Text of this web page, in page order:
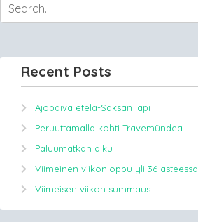
Recent Posts
Ajopäivä etelä-Saksan läpi
Peruuttamalla kohti Travemündea
Paluumatkan alku
Viimeinen viikonloppu yli 36 asteessa.
Viimeisen viikon summaus